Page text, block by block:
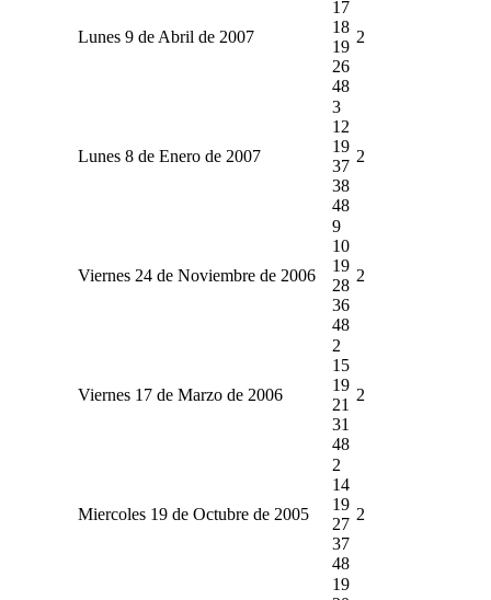
Lunes 9 de Abril de 2007
17
18
19
26
48
2
Lunes 8 de Enero de 2007
3
12
19
37
38
48
2
Viernes 24 de Noviembre de 2006
9
10
19
28
36
48
2
Viernes 17 de Marzo de 2006
2
15
19
21
31
48
2
Miercoles 19 de Octubre de 2005
2
14
19
27
37
48
2
19